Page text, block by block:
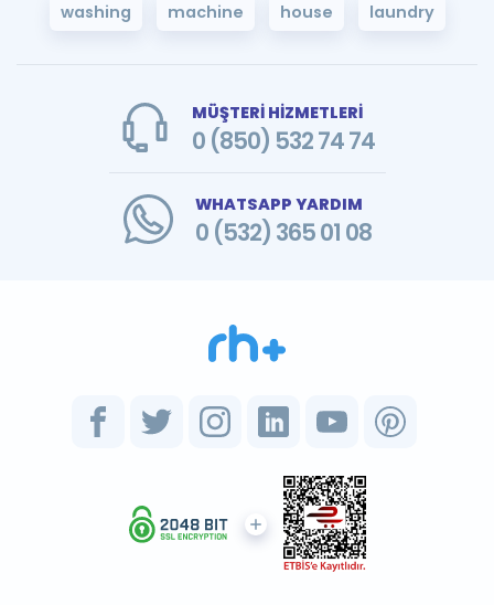
washing machine house laundry
MÜŞTERİ HİZMETLERİ
0 (850) 532 74 74
WHATSAPP YARDIM
0 (532) 365 01 08